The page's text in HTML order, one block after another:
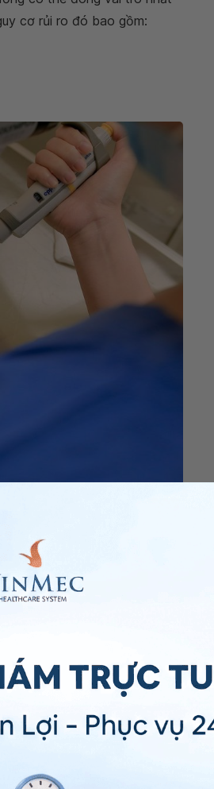
cơ rủi ro đó bao gồm:
lây lan dưới bất cứ hình thức
nhất định có thể khiến trẻ
lượng bệnh nhân trên toàn
cứng bì cục bộ.
lối sống, vẫn nên đến trường
viết, thì nên được học ở
trì vận động, ngoại trừ một